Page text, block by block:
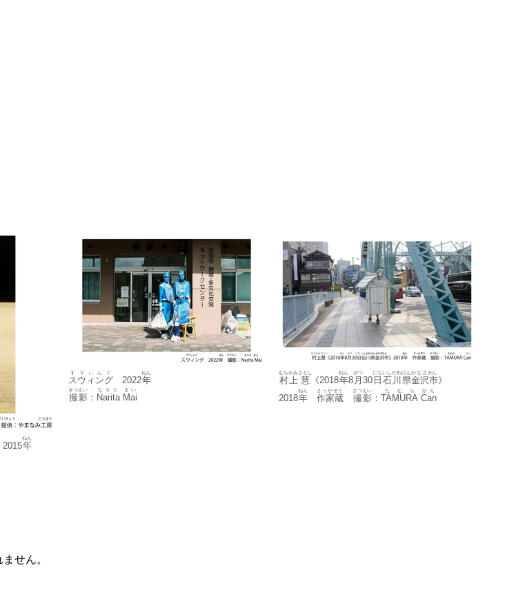
年
ねん
スウィング
すうぃんぐ
2022年
ねん
撮影
さつえい
： Narita
なりた
Mai
まい
村上
むらかみ
慧
さとし
《2018年
ねん
8 月
がつ
30 日
にち
石川県
いしかわけん
金沢市
かなざわし
》
2018年
ねん
作家蔵
さっかぞう
撮影
さつえい
： TAMURA
たむら
Can
かん
せん。